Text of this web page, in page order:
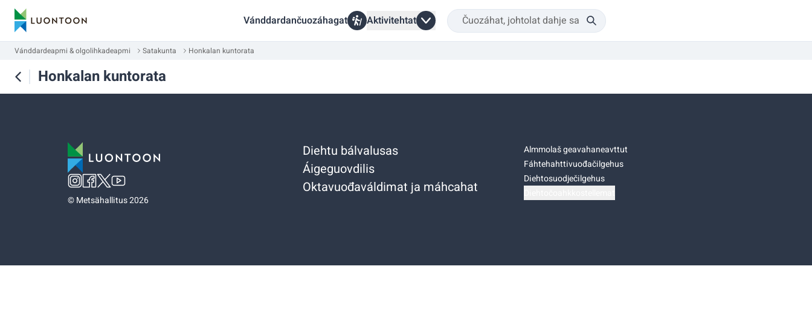
Vánddardančuozáhagat Aktivitehtat
Vánddardeapmi & olgolihkadeapmi Satakunta Honkalan kuntorata
Honkalan kuntorata
©Metsähallitus 2026
Diehtu bálvalusas
Áigeguovdilis
Oktavuođaváldimat ja máhcahat
Almmolaš geavahaneavttut
Fáhtehahttivuođačilgehus
Diehtosuodječilgehus